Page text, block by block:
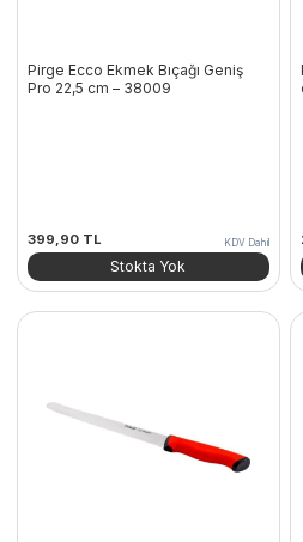
Pirge Ecco Ekmek Bıçağı Geniş
Pro 22,5 cm – 38009
399,90 TL KDV Dahil
Stokta Yok